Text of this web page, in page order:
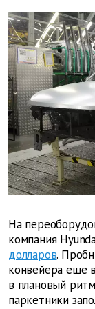
На
компания
долларов.
конвейера еще
в плановый
паркетники